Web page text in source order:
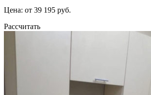
Цена: от 39 195 руб.
Рассчитать